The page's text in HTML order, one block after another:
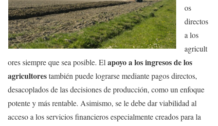
os
directos
a los
agricult
ores siempre que sea posible. Elapoyo a los ingresos de los
agricultorestambién puede lograrse mediante pagos directos,
desacoplados de las decisiones de producción, como un enfoque
potente y más rentable. Asimismo, se le debe dar viabilidad al
acceso a los servicios financieros especialmente creados para la